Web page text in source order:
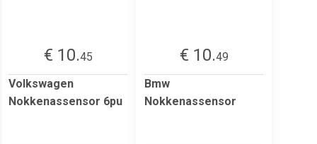
€ 10.45
Volkswagen
Nokkenassensor 6pu
€ 10.49
Bmw
Nokkenassensor